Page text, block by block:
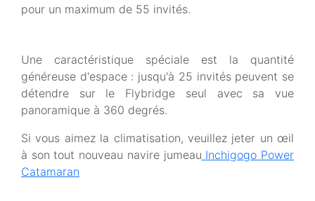
pour un maximum de 55 invités.
Une caractéristique spéciale est la quantité
généreuse d'espace : jusqu'à 25 invités peuvent se
détendre sur le Flybridge seul avec sa vue
panoramique à 360 degrés.
Si vous aimez la climatisation, veuillez jeter un œil
à son tout nouveau navire jumeau Inchigogo Power
Catamaran